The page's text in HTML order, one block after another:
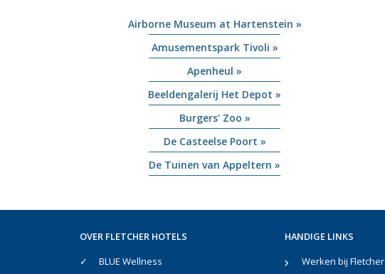
Airborne Museum at Hartenstein »
Amusementspark Tivoli »
Apenheul »
Beeldengalerij Het Depot »
Burgers' Zoo »
De Casteelse Poort »
De Tuinen van Appeltern »
OVER FLETCHER HOTELS
BLUE Wellness
HANDIGE LINKS
Werken bij Fletcher